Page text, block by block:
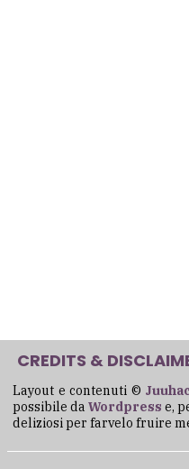
CREDITS &
Layout e contenuti ©
possibile daWordpress e,
deliziosi per farvelo fruire